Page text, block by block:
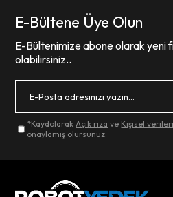
E-Bültene Üye Olun
E-Bültenimize abone olarak yeni
olabilirsiniz..
*KaydolarakAçık rıza ve Kişisel
onaylamış olursunuz.